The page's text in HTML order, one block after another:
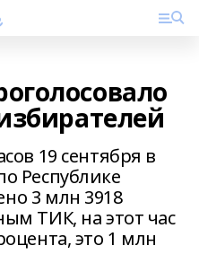
19 сентября в
Республике
3 млн 3918
ТИК, на этот час
это 1 млн